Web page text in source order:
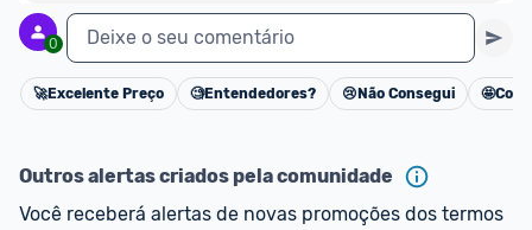
0 Deixe o seu comentário
Cancelar
🚀Excelente Preço 🧐Entendedores? 😢 Não Consegui 🤩
Outros alertas criados pela comunidade
Você receberá alertas de novas promoções dos termos